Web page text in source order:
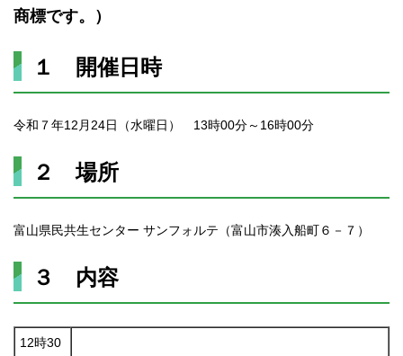
商標です。）
１ 開催日時
令和７年12月24日（水曜日） 13時00分～16時00分
２ 場所
富山県民共生センター サンフォルテ（富山市湊入船町６－７）
３ 内容
12時30